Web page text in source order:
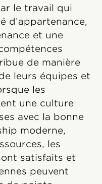
le travail qui
d’appartenance,
et une
de manière
leurs équipes et
les
une culture
avec la bonne
moderne,
les
satisfaits et
peuvent